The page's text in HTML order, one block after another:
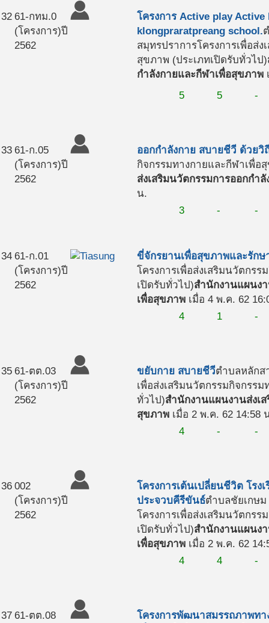
32 61-กทม.0
(โครงการ)ปี
2562
โครงการ Active play
klongpraratpreang school.
สมุทรปราการโครงการเพื่อส่
สุขภาพ (ประเภทเปิดรับทั่วไป)
กำลังกายและกีฬาเพื่อสุขภาพ
5
5 -
33 61-ก.05
(โครงการ)ปี
2562
ออกกำลังกาย สบายชีวี ด้วยวิ
กิจกรรมทางกายและกีฬาเพื่อ
ส่งเสริมนวัตกรรมการออกกำ
น.
3
- -
34 61-ก.01
(โครงการ)ปี
2562
ขี่จักรยานเพื่อสุขภาพและรัก
โครงการเพื่อส่งเสริมนวัตกร
เปิดรับทั่วไป)สำนักงานแผนง
เพื่อสุขภาพ เมื่อ 4 พ.ค. 62
4
1 -
35 61-ตต.03
(โครงการ)ปี
2562
ขยับกาย สบายชีวีตำบลหลักส
เพื่อส่งเสริมนวัตกรรมกิจกรร
ทั่วไป)สำนักงานแผนงานส่งเ
สุขภาพ เมื่อ 2 พ.ค. 62 14:58
4
- -
36 002
(โครงการ)ปี
2562
โครงการเต้นเปลี่ยนชีวิต โรง
ประจวบคีรีขันธ์ตำบลชัยเกษ
โครงการเพื่อส่งเสริมนวัตกร
เปิดรับทั่วไป)สำนักงานแผนง
เพื่อสุขภาพ เมื่อ 2 พ.ค. 62
4
4 -
37 61-ตต.08
โครงการพัฒนาสมรรถภาพท